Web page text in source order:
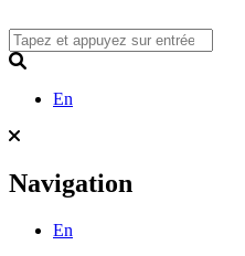
to
content
En
Navigation
En